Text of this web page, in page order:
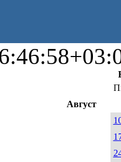
Август